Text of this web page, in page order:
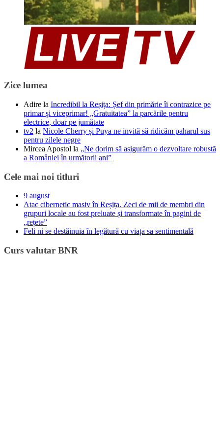
Zice lumea
Adire la Incredibil la Reșița: Șef din primărie îi contrazice pe
primar și viceprimar! „Gratuitatea” la parcările pentru
electrice, doar pe jumătate
tv2 la Nicole Cherry și Puya ne invită să ridicăm paharul sus
pentru zilele negre
Mircea Apostol la „Ne dorim să asigurăm o dezvoltare robustă
a României în următorii ani”
Cele mai noi titluri
9 august
Atac cibernetic masiv în Reșița. Zeci de mii de membri din
grupuri locale au fost preluate și transformate în pagini de
„rețete”
Feli ni se destăinuia în legătură cu viața sa sentimentală
Curs valutar BNR